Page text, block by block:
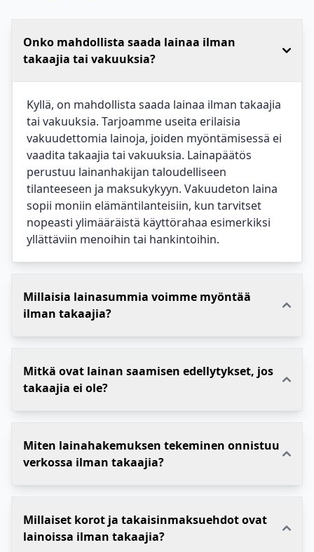
Onko mahdollista saada lainaa ilman
takaajia tai vakuuksia?
Kyllä, on mahdollista saada lainaa ilman takaajia
tai vakuuksia. Tarjoamme useita erilaisia
vakuudettomia lainoja, joiden myöntämisessä ei
vaadita takaajia tai vakuuksia. Lainapäätös
perustuu lainanhakijan taloudelliseen
tilanteeseen ja maksukykyyn. Vakuudeton laina
sopii moniin elämäntilanteisiin, kun tarvitset
nopeasti ylimääräistä käyttörahaa esimerkiksi
yllättäviin menoihin tai hankintoihin.
Millaisia lainasummia voimme myöntää
ilman takaajia?
Mitkä ovat lainan saamisen edellytykset, jos
takaajia ei ole?
Miten lainahakemuksen tekeminen onnistuu
verkossa ilman takaajia?
Millaiset korot ja takaisinmaksuehdot ovat
lainoissa ilman takaajia?